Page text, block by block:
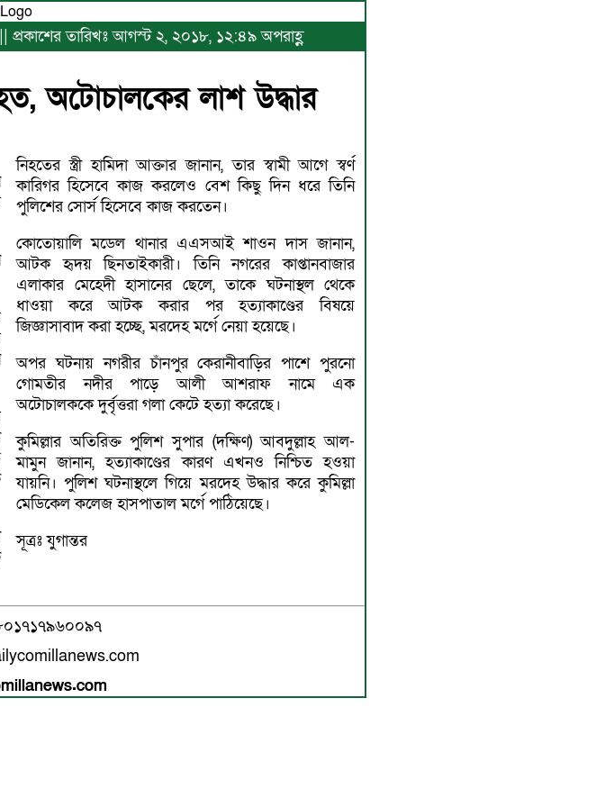
তারিখঃ আগস্ট ২, ২০১৮, ১২:৪৯ অপরাহ্ণ
অটোচালকের লাশ উদ্ধার
নিহতের স্ত্রী হামিদা আক্তার জানান, তার স্বামী আগে স্বর্ণ
কারিগর হিসেবে কাজ করলেও বেশ কিছু দিন ধরে তিনি
পুলিশের সোর্স হিসেবে কাজ করতেন।
কোতোয়ালি মডেল থানার এএসআই শাওন দাস জানান,
আটক হৃদয় ছিনতাইকারী। তিনি নগরের কাপ্তানবাজার
এলাকার মেহেদী হাসানের ছেলে, তাকে ঘটনাস্থল থেকে
ধাওয়া করে আটক করার পর হত্যাকাণ্ডের বিষয়ে
জিজ্ঞাসাবাদ করা হচ্ছে, মরদেহ মর্গে নেয়া হয়েছে।
অপর ঘটনায় নগরীর চাঁনপুর কেরানীবাড়ির পাশে পুরনো
গোমতীর নদীর পাড়ে আলী আশরাফ নামে এক
অটোচালককে দুর্বৃত্তরা গলা কেটে হত্যা করেছে।
কুমিল্লার অতিরিক্ত পুলিশ সুপার (দক্ষিণ) আবদুল্লাহ আল-
মামুন জানান, হত্যাকাণ্ডের কারণ এখনও নিশ্চিত হওয়া
যায়নি। পুলিশ ঘটনাস্থলে গিয়ে মরদেহ উদ্ধার করে কুমিল্লা
মেডিকেল কলেজ হাসপাতাল মর্গে পাঠিয়েছে।
সূত্রঃ যুগান্তর